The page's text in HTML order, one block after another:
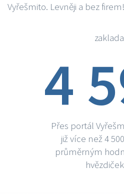
Vyřešmito. Levněji a bez firem!
4
Přes portál
již více než 4
průměrným